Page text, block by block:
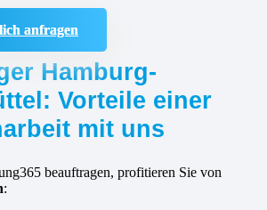
anfragen
Hamburg-
Vorteile einer
mit uns
beauftragen, profitieren Sie von
: